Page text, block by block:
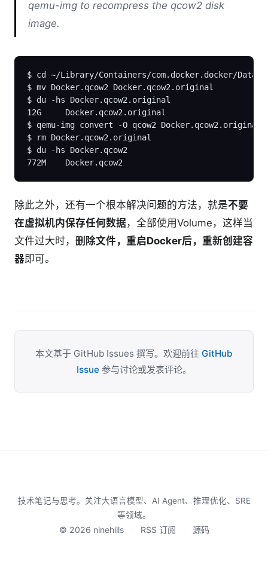
qemu-img to recompress the qcow2 disk
image.
$ cd ~/Library/Containers/com.docker.docker/Data/
$ mv Docker.qcow2 Docker.qcow2.original
$ du -hs Docker.qcow2.original
12G     Docker.qcow2.original
$ qemu-img convert -O qcow2 Docker.qcow2.original
$ rm Docker.qcow2.original
$ du -hs Docker.qcow2
除此之外，还有一个根本解决问题的方法，就是不要
在虚拟机内保存任何数据，全部使用Volume，这样当
文件过大时， 删除文件，重启Docker后，重新创建容
器即可。
本文基于 GitHub Issues 撰写。欢迎前往 GitHub
Issue 参与讨论或发表评论。
技术笔记与思考。关注大语言模型、AI Agent、推理优化、SRE
等领域。
© 2026 ninehills RSS 订阅 源码